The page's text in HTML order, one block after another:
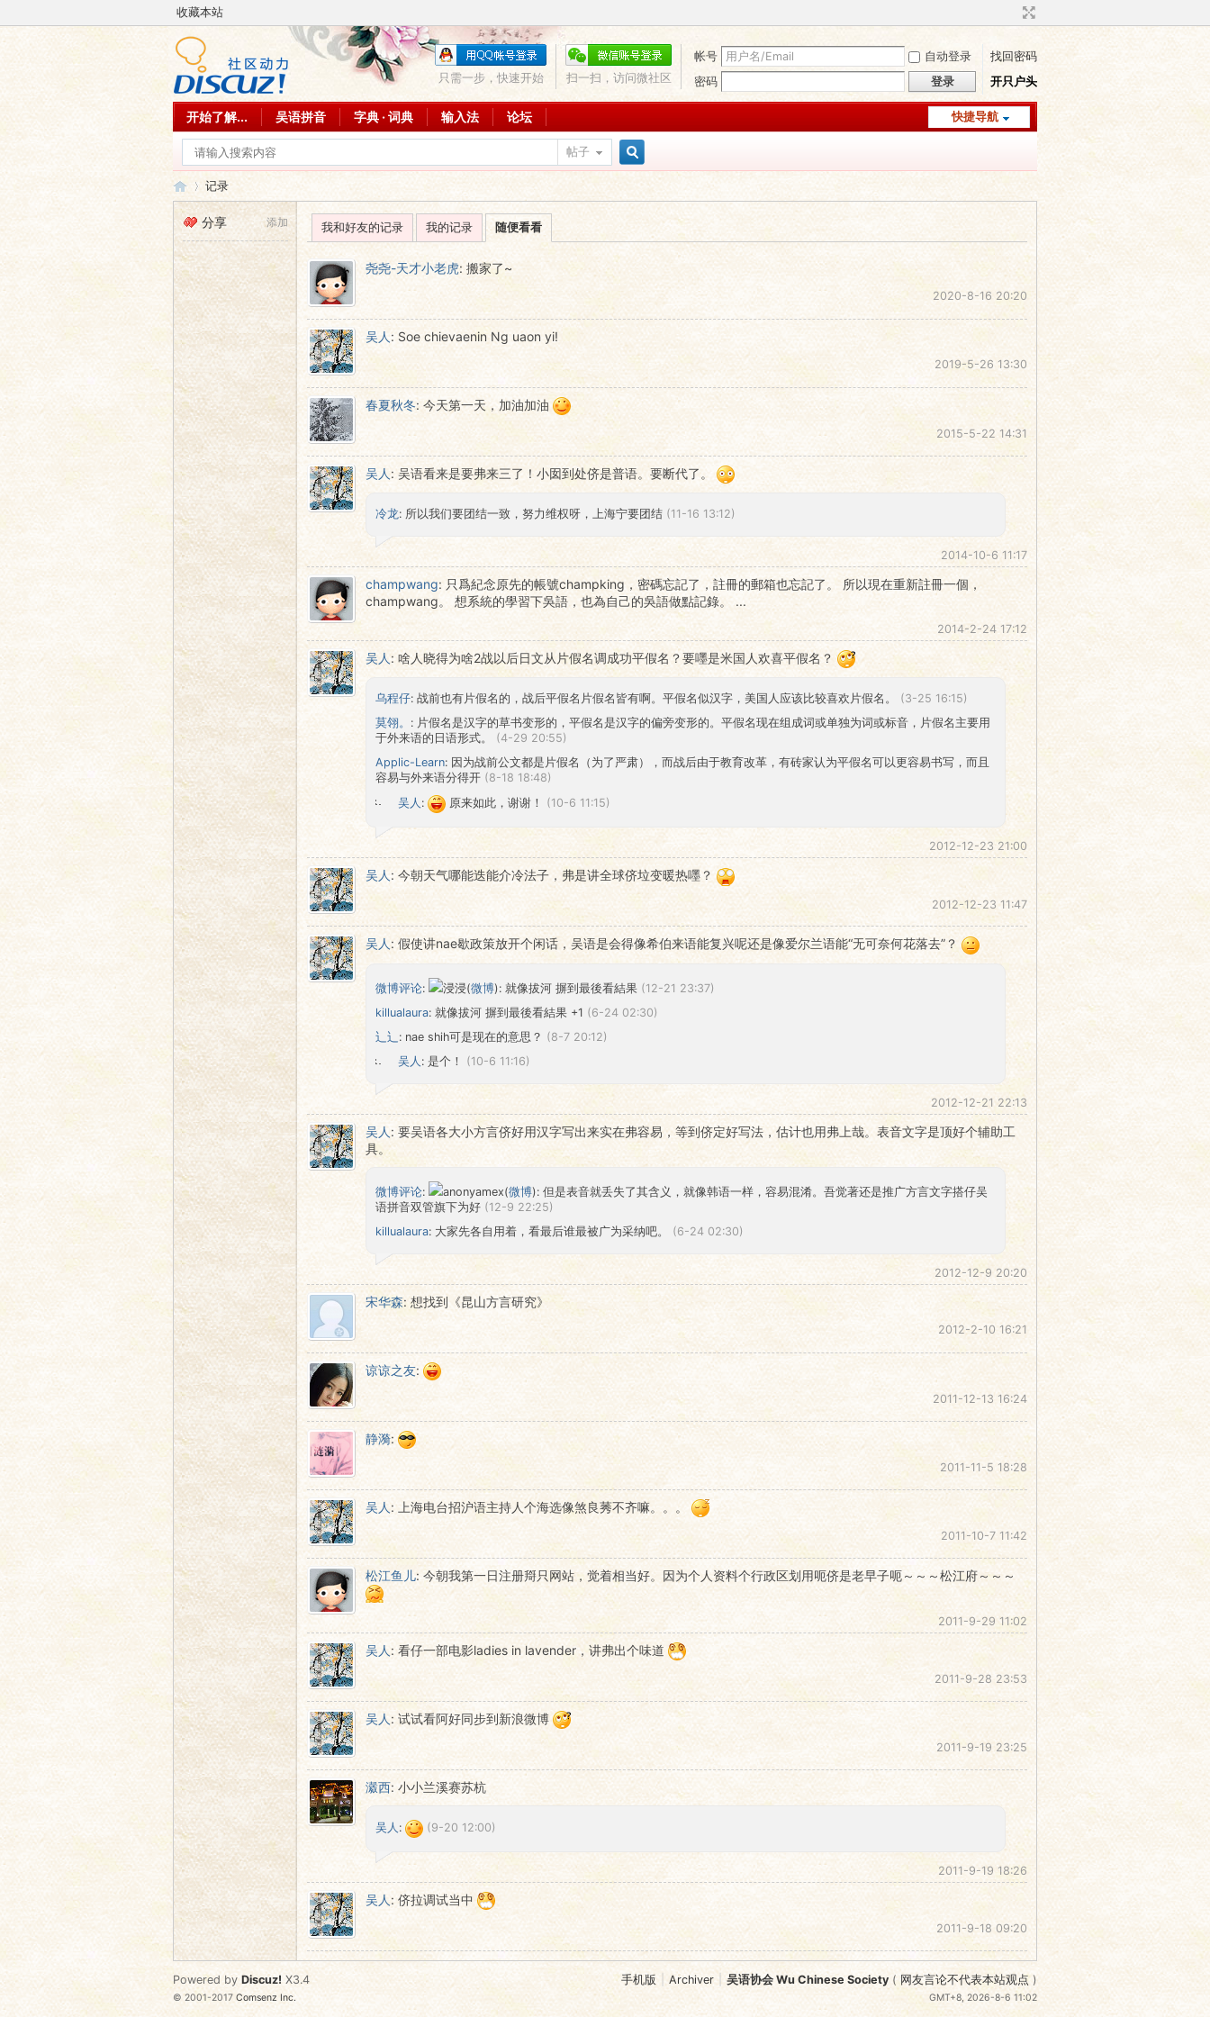
收藏本站
帐号 自动登录
找回密码
密码
登录 开只户头
扫一扫，访问微社区
只需一步，快速开始
快捷导航
开始了解... 吴语拼音 字典 · 词典 输入法 论坛
帖子
索
吴
语
协
会
›
记录
添加
分享 我和好友的记录 我的记录 随便看看
尧尧-天才小老虎: 搬家了~
2020-8-16 20:20
吴人 : Soe chievaenin Ng uaon yi!
2019-5-26 13:30
春夏秋冬: 今天第一天，加油加油
2015-5-22 14:31
吴人 :吴语看来是要弗来三了！小囡到处侪是普语。要断代了。
冷龙: 所以我们要团结一致，努力维权呀，上海宁要团结 (11-16 13:12)
2014-10-6 11:17
champwang: 只爲紀念原先的帳號champking，密碼忘記了，註冊的郵箱也忘記了。 所以現在重新註冊一個，
champwang。 想系統的學習下吳語，也為自己的吳語做點記錄。 ...
2014-2-24 17:12
吴人: 啥人晓得为啥2战以后日文从片假名调成功平假名？要嚜是米国人欢喜平假名？
乌程仔: 战前也有片假名的，战后平假名片假名皆有啊。平假名似汉字，美国人应该比较喜欢片假名。 (3-25 16:15)
莫翎。 : 片假名是汉字的草书变形的，平假名是汉字的偏旁变形的。平假名现在组成词或单独为词或标音，片假名主要用
于外来语的日语形式。 (4-29 20:55)
Applic-Learn: 因为战前公文都是片假名（为了严肃），而战后由于教育改革，有砖家认为平假名可以更容易书写，而且
容易与外来语分得开 (8-18 18:48)
吴人 : 原来如此，谢谢！ (10-6 11:15)
2012-12-23 21:00
吴人 : 今朝天气哪能迭能介冷法子，弗是讲全球侪垃变暖热嚜？
2012-12-23 11:47
吴人 : 假使讲nae歇政策放开个闲话，吴语是会得像希伯来语能复兴呢还是像爱尔兰语能“无可奈何花落去”？
微博评论: 浸浸(微博): 就像拔河 摒到最後看結果 (12-21 23:37)
killualaura: 就像拔河 摒到最後看結果 +1 (6-24 02:30)
辶辶 : nae shih可是现在的意思？ (8-7 20:12)
吴人 : 是个！ (10-6 11:16)
2012-12-21 22:13
吴人 : 要吴语各大小方言侪好用汉字写出来实在弗容易，等到侪定好写法，估计也用弗上哉。表音文字是顶好个辅助工
具。
微博评论: anonyamex(微博): 但是表音就丢失了其含义，就像韩语一样，容易混淆。吾觉著还是推广方言文字搭仔吴
语拼音双管旗下为好 (12-9 22:25)
killualaura: 大家先各自用着，看最后谁最被广为采纳吧。 (6-24 02:30)
2012-12-9 20:20
宋华森: 想找到《昆山方言研究》
2012-2-10 16:21
谅谅之友:
2011-12-13 16:24
静漪:
2011-11-5 18:28
吴人 : 上海电台招沪语主持人个海选像煞良莠不齐嘛。。。
2011-10-7 11:42
松江鱼儿: 今朝我第一日注册搿只网站，觉着相当好。因为个人资料个行政区划用呃侪是老早子呃～～～松江府～～～
2011-9-29 11:02
吴人 :看仔一部电影ladies in lavender，讲弗出个味道
2011-9-28 23:53
吴人 : 试试看阿好同步到新浪微博
2011-9-19 23:25
瀫西: 小小兰溪赛苏杭
吴人 : (9-20 12:00)
2011-9-19 18:26
吴人 :侪拉调试当中
2011-9-18 09:20
手机版 Archiver 吴语协会 Wu Chinese Society ( 网友言论不代表本站观点)
GMT+8, 2026-8-6 11:02
Powered by Discuz! X3.4
© 2001-2017 Comsenz Inc.